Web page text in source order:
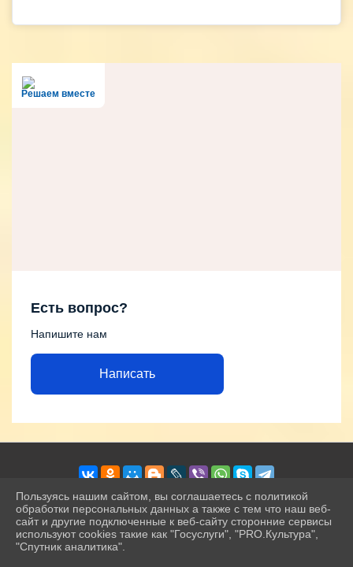
Решаем вместе
Есть вопрос?
Напишите нам
Написать
2026 г. petrokamck.ru
Вход
Карта сайта
Пользуясь нашим сайтом, вы соглашаетесь с политикой
обработки персональных данных а также с тем что наш веб-
сайт и другие подключенные к веб-сайту сторонние сервисы
используют cookies такие как "Госуслуги", "PRO.Культура",
"Спутник аналитика".